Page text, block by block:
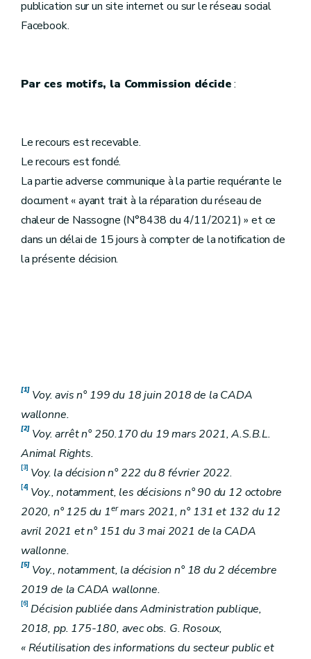
publication sur un site internet ou sur le réseau social
Facebook.
Par ces motifs, la Commission décide:
Le recours est recevable.
Le recours est fondé.
La partie adverse communique à la partie requérante le
document « ayant trait à la réparation du réseau de
chaleur de Nassogne (N°8438 du 4/11/2021) » et ce
dans un délai de 15 jours à compter de la notification de
la présente décision.
[1] Voy. avis n° 199 du 18 juin 2018 de la CADA
wallonne.
[2] Voy. arrêt n° 250.170 du 19 mars 2021, A.S.B.L.
Animal Rights.
[3] Voy. la décision n° 222 du 8 février 2022.
[4] Voy., notamment, les décisions n° 90 du 12 octobre
2020, n° 125 du 1ermars 2021, n° 131 et 132 du 12
avril 2021 et n° 151 du 3 mai 2021 de la CADA
wallonne.
[5] Voy., notamment, la décision n° 18 du 2 décembre
2019 de la CADA wallonne.
[6] Décision publiée dans Administration publique,
2018, pp. 175-180, avec obs. G. Rosoux,
« Réutilisation des informations du secteur public et